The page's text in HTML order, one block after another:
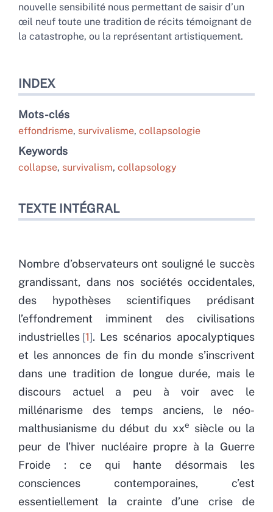
nouvelle sensibilité nous permettant de saisir d’un
œil neuf toute une tradition de récits témoignant de
la catastrophe, ou la représentant artistiquement.
INDEX
Mots-clés
effondrisme, survivalisme, collapsologie
Keywords
collapse, survivalism, collapsology
TEXTE INTÉGRAL
Nombre d’observateurs ont souligné le succès
grandissant, dans nos sociétés occidentales,
des hypothèses scientifiques prédisant
l’effondrement imminent des civilisations
industrielles 1 . Les scénarios apocalyptiques
et les annonces de fin du monde s’inscrivent
dans une tradition de longue durée, mais le
discours actuel a peu à voir avec le
millénarisme des temps anciens, le néo-
malthusianisme du début du xxe
siècle ou la
peur de l’hiver nucléaire propre à la Guerre
Froide : ce qui hante désormais les
consciences contemporaines, c’est
essentiellement la crainte d’une crise de